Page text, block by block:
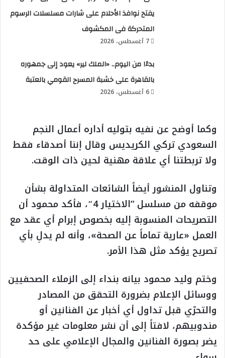
يفتح نوافذ الأحلام على شارات مسلسلات الرسوم
المتحركة فى المكشوف
7 أغسطس، 2026
بدءًا من اليوم.. «الملك لير» يعود إلى جمهوره
بالقاهرة على خشبة المسرح القومي بالعتبة
6 أغسطس، 2026
وكما أوضح عن نفيه بتوليه أداره أعمال النجم
السعودي تركي الكريديس وقال إننا أصدقاء فقط
ولا تربطتنا أي علاقة مهنية لحين ذات الوقت.
وتناول المنشور أيضاً الشائعات المتداولة بشأن
موقفه من مسلسل “الاختيار 4″، فأكد محمود أن
التصريحات المنسوبة إليه بخصوص إبرام أي عقد مع
العمل «عارية تماماً عن الصحة»، وأنه لم يدلِ بأي
تصريح يؤكد مثل هذا الأمر.
وختم وليد محمود بيانه بنداء إلى الزملاء الصحفيين
ووسائل الإعلام بضرورة التحقق من المصادر
والتحرّي قبل تداول أي أخبار عن الفنانين أو
مندوبيهم، لافتاً إلى أن نشر معلومات غير مؤكدة
يضر بصورة الفنانين والمجال الإعلامي على حد